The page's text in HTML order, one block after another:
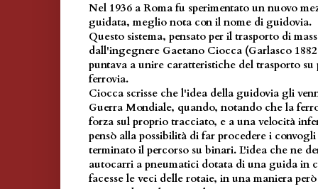
Nel 1936 a Roma fu sperimentato un nuovo
guidata, meglio nota con il nome di guidovia.
Questo sistema, pensato per il trasporto di
dall'ingegnere Gaetano Ciocca (Garlasco
puntava a unire caratteristiche del trasporto
ferrovia.
Ciocca scrisse che l'idea della guidovia gli
Guerra Mondiale, quando, notando che la
forza sul proprio tracciato, e a una velocità
pensò alla possibilità di far procedere i
terminato il percorso su binari. L'idea che ne
autocarri a pneumatici dotata di una guida in
facesse le veci delle rotaie, in una maniera